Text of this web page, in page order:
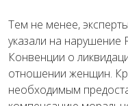
Тем не менее,
указали на
Конвенции о
отношении женщин.
необходимым